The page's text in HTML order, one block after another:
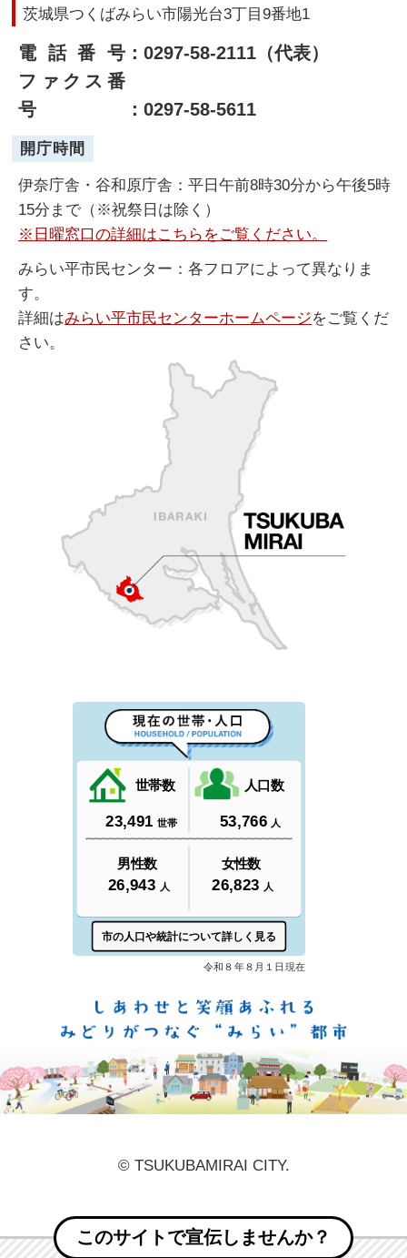
茨城県つくばみらい市陽光台3丁目9番地1
電話番号：0297-58-2111（代表）
ファクス番
号
：0297-58-5611
開庁時間
伊奈庁舎・谷和原庁舎：平日午前8時30分から午後5時
15分まで（※祝祭日は除く）
※日曜窓口の詳細はこちらをご覧ください。
みらい平市民センター：各フロアによって異なりま
す。
詳細はみらい平市民センターホームページをご覧くだ
さい。
© TSUKUBAMIRAI CITY.
このサイトで宣伝しませんか？